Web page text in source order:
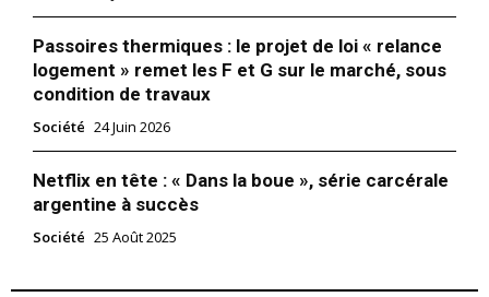
Passoires thermiques : le projet de loi « relance
logement » remet les F et G sur le marché, sous
condition de travaux
Société 24 Juin 2026
Netflix en tête : « Dans la boue », série carcérale
argentine à succès
Société 25 Août 2025